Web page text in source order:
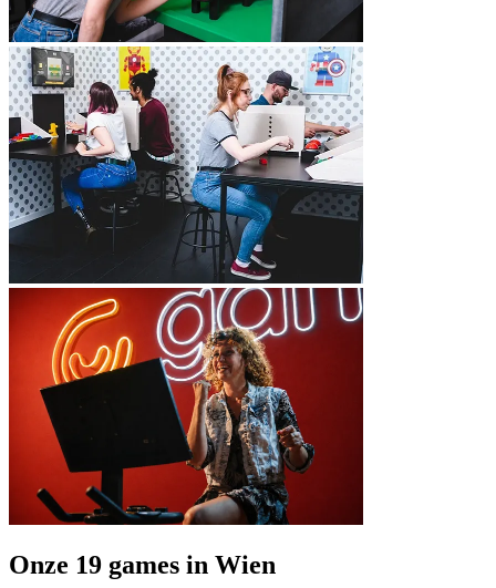
Onze 19 games in Wien